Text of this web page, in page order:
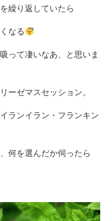
繰り返していたら
なる
って凄いなあ、と思いま
ーゼマスセッション。
ランイラン・フランキン
何を選んだか伺ったら